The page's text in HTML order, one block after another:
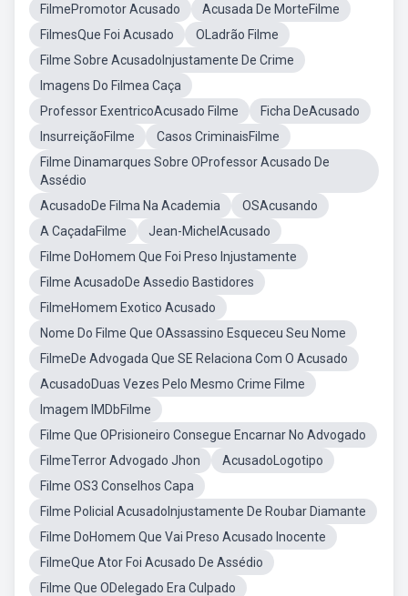
FilmePromotor Acusado
Acusada De MorteFilme
FilmesQue Foi Acusado
OLadrão Filme
Filme Sobre AcusadoInjustamente De Crime
Imagens Do Filmea Caça
Professor ExentricoAcusado Filme
Ficha DeAcusado
InsurreiçãoFilme
Casos CriminaisFilme
Filme Dinamarques Sobre OProfessor Acusado De
Assédio
AcusadoDe Filma Na Academia
OSAcusando
A CaçadaFilme
Jean-MichelAcusado
Filme DoHomem Que Foi Preso Injustamente
Filme AcusadoDe Assedio Bastidores
FilmeHomem Exotico Acusado
Nome Do Filme Que OAssassino Esqueceu Seu Nome
FilmeDe Advogada Que SE Relaciona Com O Acusado
AcusadoDuas Vezes Pelo Mesmo Crime Filme
Imagem IMDbFilme
Filme Que OPrisioneiro Consegue Encarnar No Advogado
FilmeTerror Advogado Jhon
AcusadoLogotipo
Filme OS3 Conselhos Capa
Filme Policial AcusadoInjustamente De Roubar Diamante
Filme DoHomem Que Vai Preso Acusado Inocente
FilmeQue Ator Foi Acusado De Assédio
Filme Que ODelegado Era Culpado